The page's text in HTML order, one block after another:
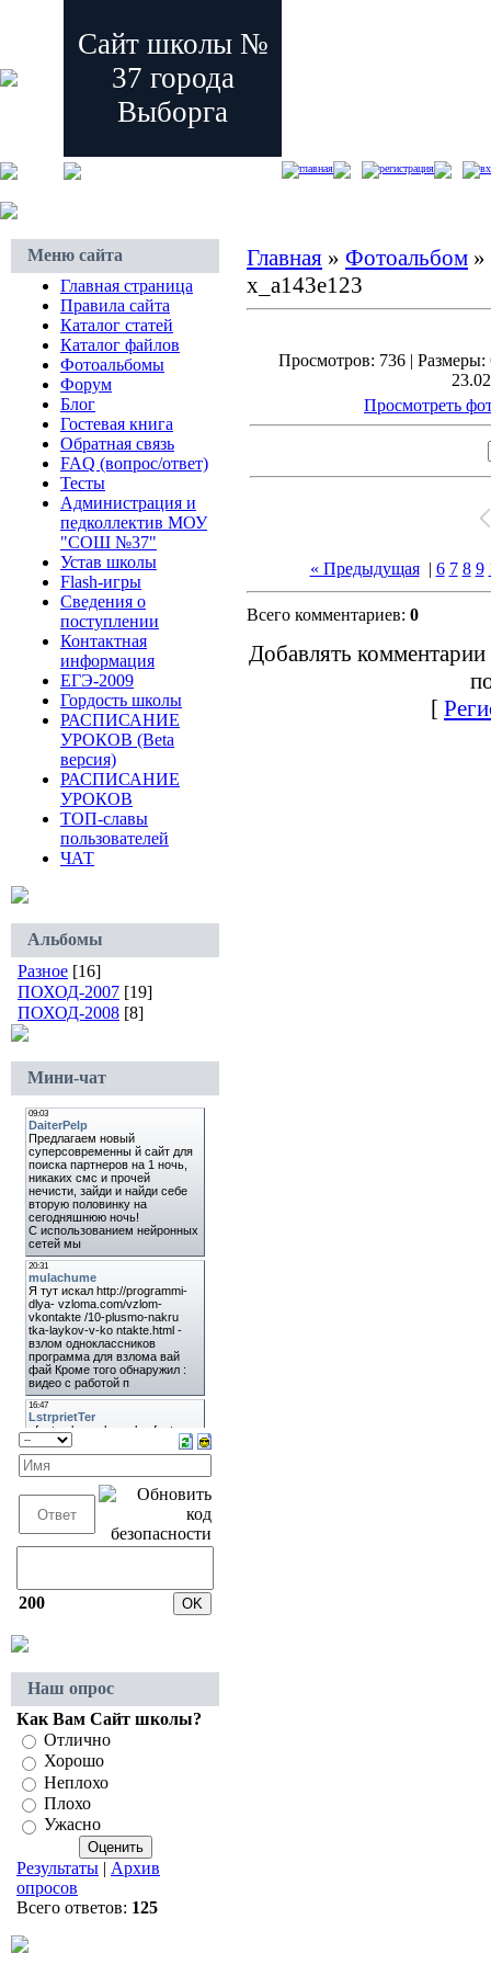
Сайт школы №
37 города
Выборга
главная регистрация
Меню сайта
Главная страница
Правила сайта
Каталог статей
Каталог файлов
Фотоальбомы
Форум
Блог
Гостевая книга
Обратная связь
FAQ (вопрос/ответ)
Тесты
Администрация и
педколлектив МОУ
"СОШ №37"
Устав школы
Flash-игры
Сведения о
поступлении
Контактная
информация
ЕГЭ-2009
Гордость школы
РАСПИСАНИЕ
УРОКОВ (Beta
версия)
РАСПИСАНИЕ
УРОКОВ
ТОП-славы
пользователей
ЧАТ
Альбомы
Разное [16]
ПОХОД-2007 [19]
ПОХОД-2008 [8]
Мини-чат
200
Наш опрос
Как Вам Сайт школы?
Отлично
Хорошо
Неплохо
Плохо
Ужасно
Результаты | Архив
опросов
Всего ответов: 125
Главная » Фотоальбом »
x_a143e123
Просмотров: 736 |
Просмотреть
« Предыдущая| 6 7 8 9
Всего комментариев: 0
Добавлять комментарии
[